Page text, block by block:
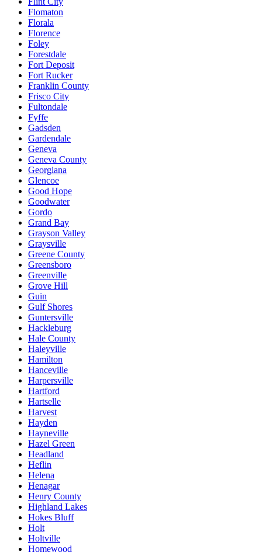
Flomaton
Florala
Florence
Foley
Forestdale
Fort Deposit
Fort Rucker
Franklin County
Frisco City
Fultondale
Fyffe
Gadsden
Gardendale
Geneva
Geneva County
Georgiana
Glencoe
Good Hope
Goodwater
Gordo
Grand Bay
Grayson Valley
Graysville
Greene County
Greensboro
Greenville
Grove Hill
Guin
Gulf Shores
Guntersville
Hackleburg
Hale County
Haleyville
Hamilton
Hanceville
Harpersville
Hartford
Hartselle
Harvest
Hayden
Hayneville
Hazel Green
Headland
Heflin
Helena
Henagar
Henry County
Highland Lakes
Hokes Bluff
Holt
Holtville
Homewood